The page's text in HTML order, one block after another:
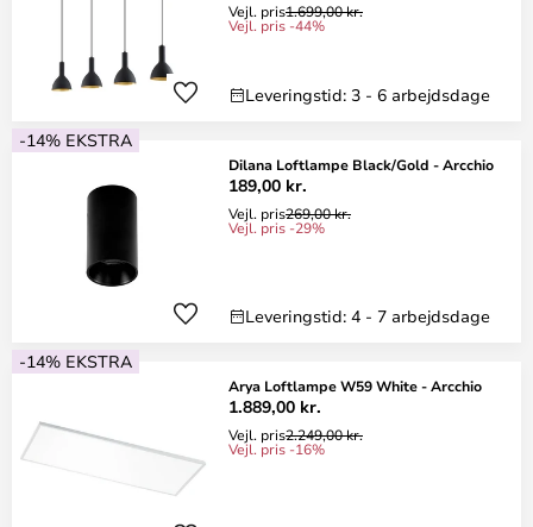
Vejl. pris1.699,00 kr.
Vejl. pris -44%
Leveringstid: 3 - 6 arbejdsdage
-14% EKSTRA
Dilana Loftlampe Black/Gold - Arcchio
189,00 kr.
Vejl. pris269,00 kr.
Vejl. pris -29%
Leveringstid: 4 - 7 arbejdsdage
-14% EKSTRA
Arya Loftlampe W59 White - Arcchio
1.889,00 kr.
Vejl. pris2.249,00 kr.
Vejl. pris -16%